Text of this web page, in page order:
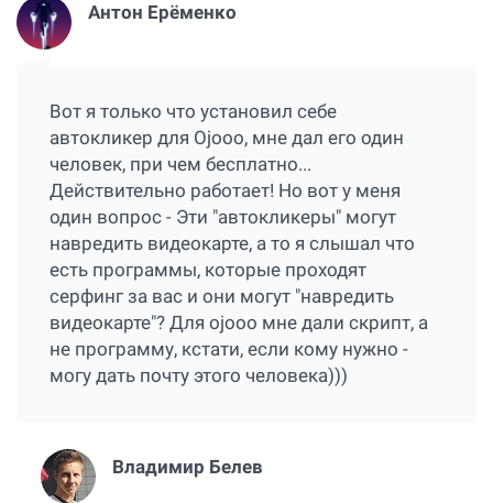
Антон Ерёменко
Вот я только что установил себе
автокликер для Ojooo, мне дал его один
человек, при чем бесплатно...
Действительно работает! Но вот у меня
один вопрос - Эти "автокликеры" могут
навредить видеокарте, а то я слышал что
есть программы, которые проходят
серфинг за вас и они могут "навредить
видеокарте"? Для ojooo мне дали скрипт, а
не программу, кстати, если кому нужно -
могу дать почту этого человека)))
Владимир Белев